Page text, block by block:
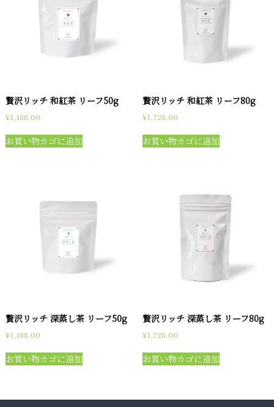
贅沢リッチ 和紅茶 リーフ50g
¥1,188.00
お買い物カゴに追加
贅沢リッチ 和紅茶 リーフ80g
¥1,728.00
お買い物カゴに追加
贅沢リッチ 深蒸し茶 リーフ50g
¥1,188.00
お買い物カゴに追加
贅沢リッチ 深蒸し茶 リーフ80g
¥1,728.00
お買い物カゴに追加